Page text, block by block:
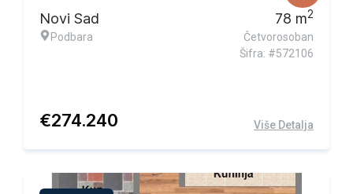
Novi Sad
Podbara
78 m2
Četvorosoban
Šifra: #572106
€274.240 Više Detalja